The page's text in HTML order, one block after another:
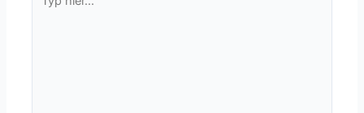
hier...